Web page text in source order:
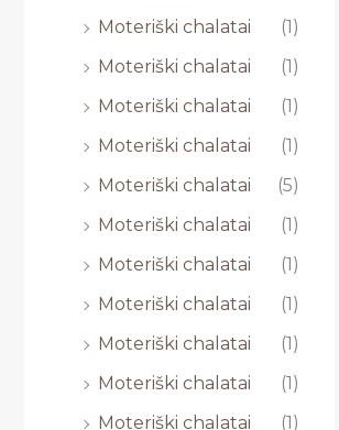
Moteriški chalatai
(1)
Moteriški chalatai
(1)
Moteriški chalatai
(1)
Moteriški chalatai
(1)
Moteriški chalatai
(5)
Moteriški chalatai
(1)
Moteriški chalatai
(1)
Moteriški chalatai
(1)
Moteriški chalatai
(1)
Moteriški chalatai
(1)
Moteriški chalatai
(1)